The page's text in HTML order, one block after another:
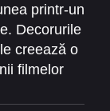
Totul
măsură
fenomen
în pericol.
printr-un
Decorurile
creează o
filmelor